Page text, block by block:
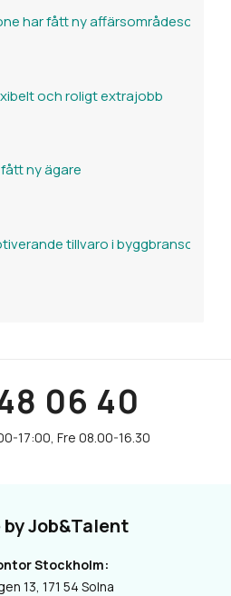
har fått ny affärsområdeschef
och roligt extrajobb
ny ägare
tillvaro i byggbranschen
06 40
Job&Talent
Stockholm:
13, 171 54 Solna